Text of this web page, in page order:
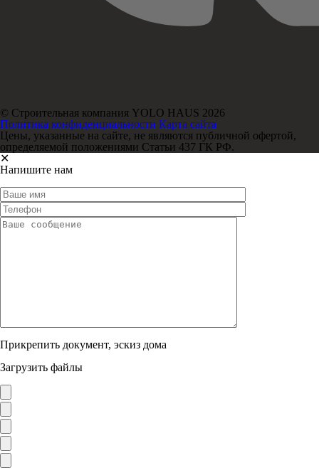
© Строительная компания YOLO HAUS 2026
Политика конфиденциальности Карта сайта
Цены, указанные на сайте, не являются публичной офертой,
определяемой положениями Статьи 437 ГК РФ.
✕
Напишите нам
Прикрепить документ, эскиз дома
Загрузить файлы